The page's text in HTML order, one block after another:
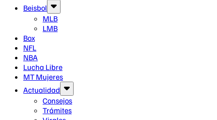
Beisbol
MLB
LMB
Box
NFL
NBA
Lucha Libre
MT Mujeres
Actualidad
Consejos
Trámites